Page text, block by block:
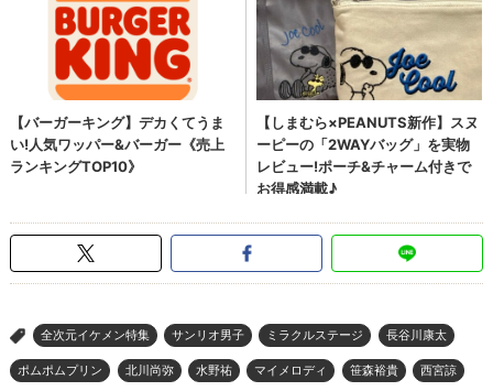
> 全次元イケメン特集 サンリオ男子 ミラクルステージ 長谷川康太
ポムポムプリン 北川尚弥 水野祐 マイメロディ 笹森裕貴 西宮諒